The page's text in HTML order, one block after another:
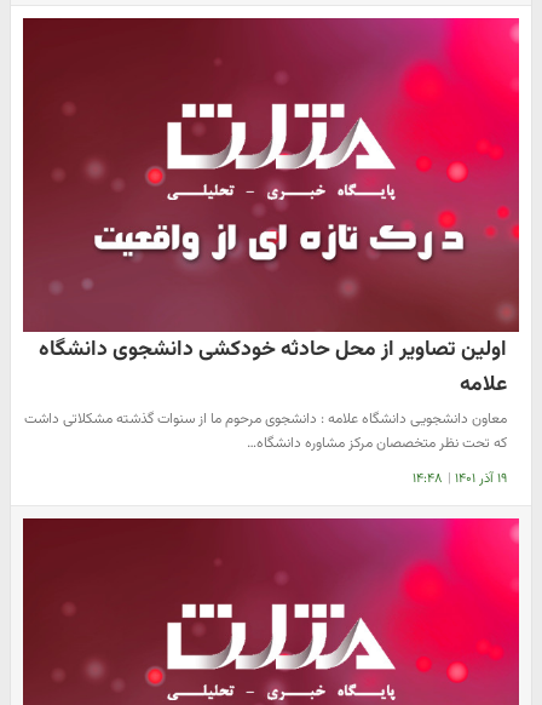
اولین تصاویر از محل حادثه خودکشی دانشجوی دانشگاه
علامه
معاون دانشجویی دانشگاه علامه : دانشجوی مرحوم ما از سنوات گذشته مشکلاتی داشت
که تحت نظر متخصصان مرکز مشاوره دانشگاه…
۱۹ آذر ۱۴۰۱ | ۱۴:۴۸